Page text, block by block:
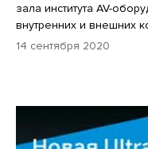
зала института AV-
внутренних и внешних
14 сентября 2020